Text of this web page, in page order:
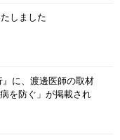
しました
』に、渡邊医師の取材
を防ぐ」が掲載され